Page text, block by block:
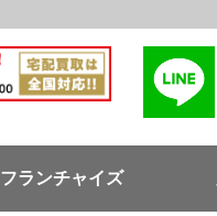
フランチャイズ